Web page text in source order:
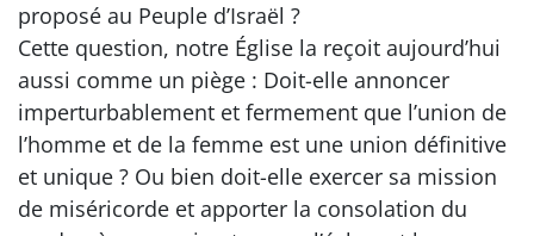
proposé au Peuple d’Israël ?
Cette question, notre Église la reçoit aujourd’hui
aussi comme un piège : Doit-elle annoncer
imperturbablement et fermement que l’union de
l’homme et de la femme est une union définitive
et unique ? Ou bien doit-elle exercer sa mission
de miséricorde et apporter la consolation du